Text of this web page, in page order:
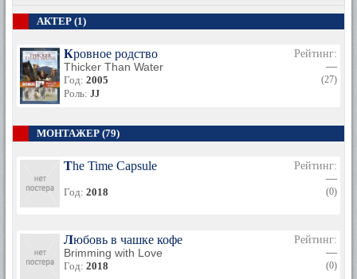
АКТЕР (1)
Кровное родство
Thicker Than Water
Год: 2005
Роль: JJ
Рейтинг:
—
(27)
МОНТАЖЕР (79)
The Time Capsule
Год: 2018
Рейтинг:
—
(0)
Любовь в чашке кофе
Brimming with Love
Год: 2018
Рейтинг:
—
(0)